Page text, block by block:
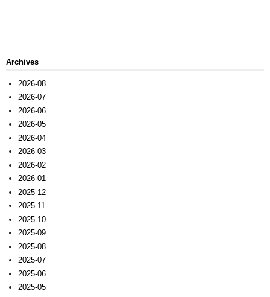
Archives
2026-08
2026-07
2026-06
2026-05
2026-04
2026-03
2026-02
2026-01
2025-12
2025-11
2025-10
2025-09
2025-08
2025-07
2025-06
2025-05